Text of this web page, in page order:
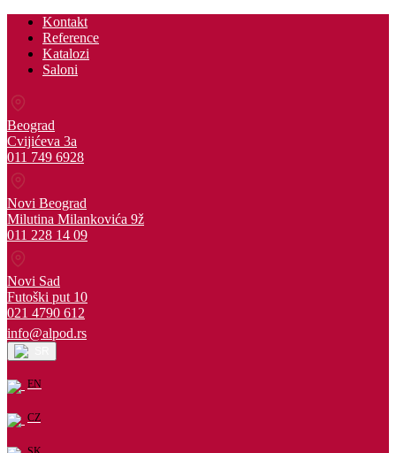
Kontakt
Reference
Katalozi
Saloni
Beograd
Cvijićeva 3a
011 749 6928
Novi Beograd
Milutina Milankovića 9ž
011 228 14 09
Novi Sad
Futoški put 10
021 4790 612
info@alpod.rs
EN
CZ